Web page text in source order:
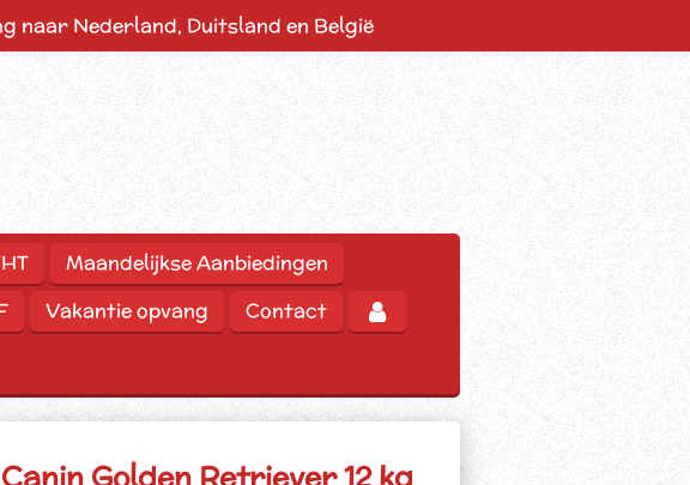
naar Nederland, Duitsland en België
Maandelijkse Aanbiedingen
Vakantie opvang Contact